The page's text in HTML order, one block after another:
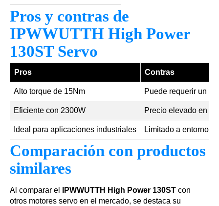
Pros y contras de
IPWWUTTH High Power
130ST Servo
Pros Contras
Alto torque de 15Nm Puede requerir un
Eficiente con 2300W Precio elevado en
Ideal para aplicaciones industriales Limitado a entornos
Comparación con productos
similares
Al comparar el IPWWUTTH High Power 130ST con
otros motores servo en el mercado, se destaca su